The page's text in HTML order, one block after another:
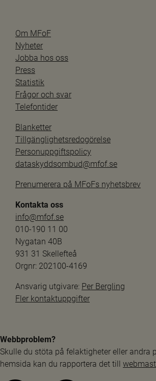
Om MFoF
Nyheter
Jobba hos oss
Press
Statistik
Frågor och svar
Telefontider
Blanketter
Tillgänglighetsredogörelse
Personuppgiftspolicy
dataskyddsombud@mfof.se
Prenumerera på MFoFs nyhetsbrev
Kontakta oss
info@mfof.se
010-190 11 00
Nygatan 40B
931 31 Skellefteå
Orgnr: 202100-4169
Ansvarig utgivare: Per Bergling
Fler kontaktuppgifter
Webbproblem?
Skulle du stöta på felaktigheter eller andra
hemsida kan du rapportera det till